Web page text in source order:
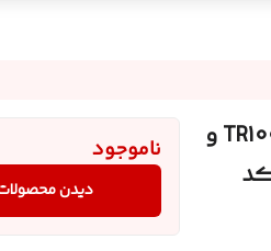
عینک طبی مردانه از برند CATRINA سایز بزرگ بدنه TR100 و
ناموجود
دیدن